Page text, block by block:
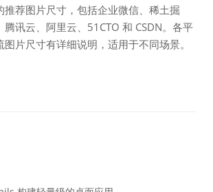
推荐图片尺寸，包括企业微信、稀土掘
讯云、阿里云、51CTO 和 CSDN。各平
片尺寸有详细说明，适用于不同场景。